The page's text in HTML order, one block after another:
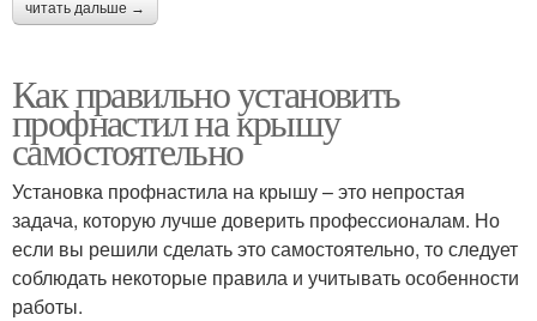
читать дальше →
Как правильно установить
профнастил на крышу
самостоятельно
Установка профнастила на крышу – это непростая
задача, которую лучше доверить профессионалам. Но
если вы решили сделать это самостоятельно, то следует
соблюдать некоторые правила и учитывать особенности
работы.